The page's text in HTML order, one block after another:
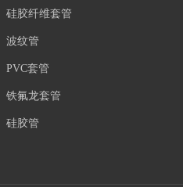
硅胶纤维套管
波纹管
PVC套管
铁氟龙套管
硅胶管